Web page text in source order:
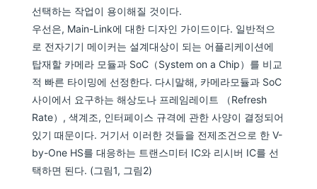
선택하는 작업이 용이해질 것이다.
우선은, Main-Link에 대한 디자인 가이드이다. 일반적으
로 전자기기 메이커는 설계대상이 되는 어플리케이션에
탑재할 카메라 모듈과 SoC（System on a Chip）를 비교
적 빠른 타이밍에 선정한다. 다시말해, 카메라모듈과 SoC
사이에서 요구하는 해상도나 프레임레이트 （Refresh
Rate）, 색계조, 인터페이스 규격에 관한 사양이 결정되어
있기 때문이다. 거기서 이러한 것들을 전제조건으로 한 V-
by-One HS를 대응하는 트랜스미터 IC와 리시버 IC를 선
택하면 된다. (그림1, 그림2)